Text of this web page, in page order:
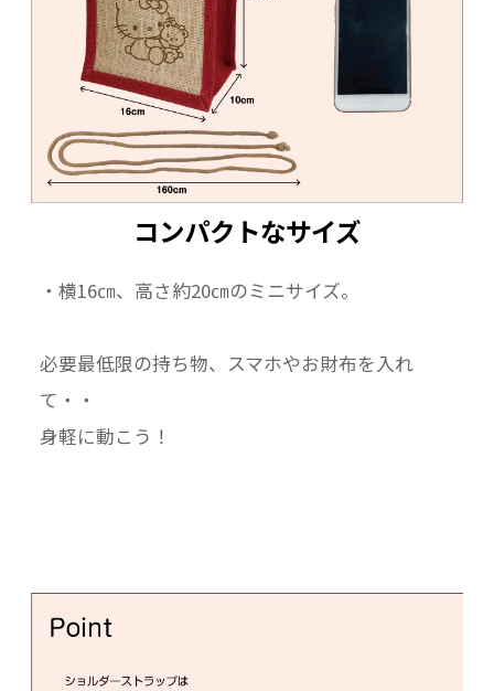
コンパクトなサイズ
・横16㎝、高さ約20㎝のミニサイズ。
必要最低限の持ち物、スマホやお財布を入れ
て・・
身軽に動こう！